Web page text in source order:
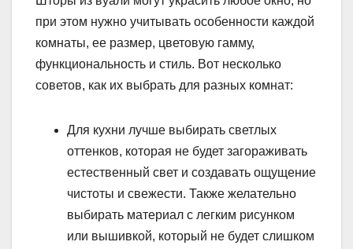
при этом нужно учитывать особенности каждой
комнаты, ее размер, цветовую гамму,
функциональность и стиль. Вот несколько
советов, как их выбрать для разных комнат:
Для кухни лучше выбирать светлых
оттенков, которая не будет загораживать
естественный свет и создавать ощущение
чистоты и свежести. Также желательно
выбирать материал с легким рисунком
или вышивкой, который не будет слишком